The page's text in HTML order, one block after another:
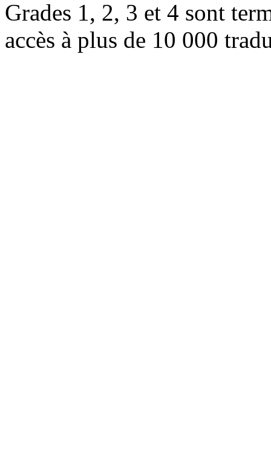
Grades 1, 2, 3 et 4 sont
accès à plus de 10 000